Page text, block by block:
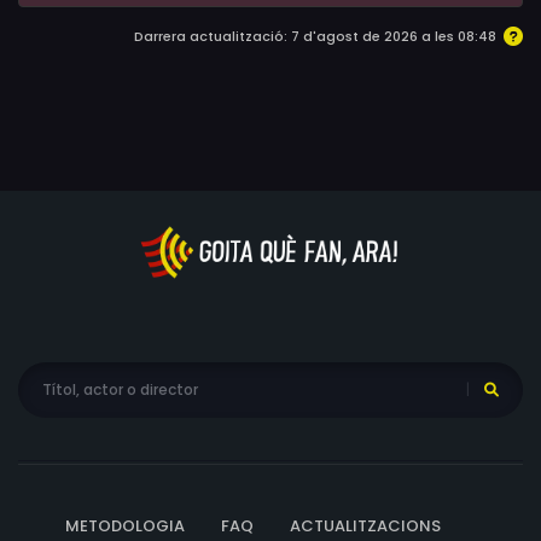
Darrera actualització: 7 d'agost de 2026 a les 08:48
METODOLOGIA FAQ ACTUALITZACIONS